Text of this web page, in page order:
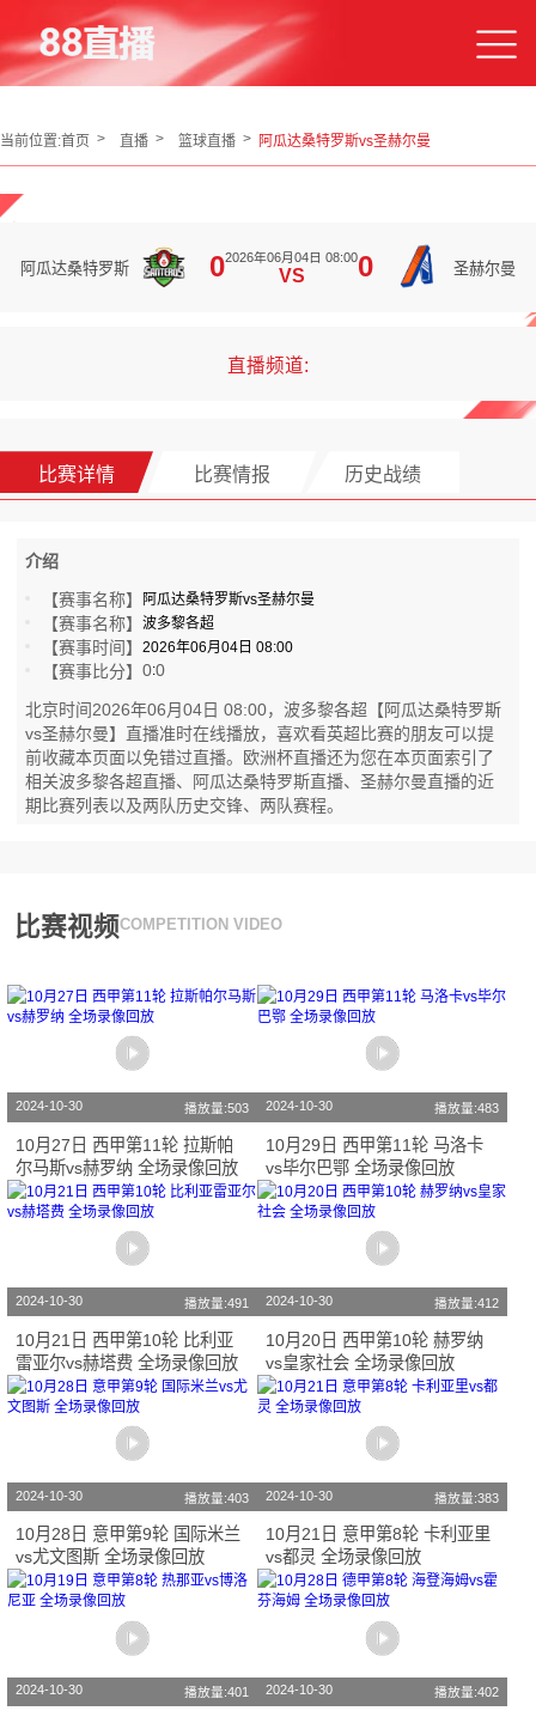
当前位置:首页 直播 篮球直播 阿瓜达桑特罗斯vs圣赫尔曼
阿瓜达桑特罗斯 02026年06月04日 08:00
VS 0 圣赫尔曼
直播频道:
比赛详情 比赛情报 历史战绩
介绍
【赛事名称】
阿瓜达桑特罗斯vs圣赫尔曼
【赛事名称】波多黎各超
【赛事时间】2026年06月04日 08:00
【赛事比分】0:0
北京时间2026年06月04日 08:00，波多黎各超【阿瓜达桑特罗斯
vs圣赫尔曼】直播准时在线播放，喜欢看英超比赛的朋友可以提
前收藏本页面以免错过直播。欧洲杯直播还为您在本页面索引了
相关波多黎各超直播、阿瓜达桑特罗斯直播、圣赫尔曼直播的近
期比赛列表以及两队历史交锋、两队赛程。
比赛视频COMPETITION VIDEO
2024-10-30 播放量:503
10月27日 西甲第11轮 拉斯帕
尔马斯vs赫罗纳 全场录像回放
2024-10-30 播放量:483
10月29日 西甲第11轮 马洛卡
vs毕尔巴鄂 全场录像回放
2024-10-30 播放量:491
10月21日 西甲第10轮 比利亚
雷亚尔vs赫塔费 全场录像回放
2024-10-30 播放量:412
10月20日 西甲第10轮 赫罗纳
vs皇家社会 全场录像回放
2024-10-30 播放量:403
10月28日 意甲第9轮 国际米兰
vs尤文图斯 全场录像回放
2024-10-30 播放量:383
10月21日 意甲第8轮 卡利亚里
vs都灵 全场录像回放
2024-10-30 播放量:401 2024-10-30 播放量:402